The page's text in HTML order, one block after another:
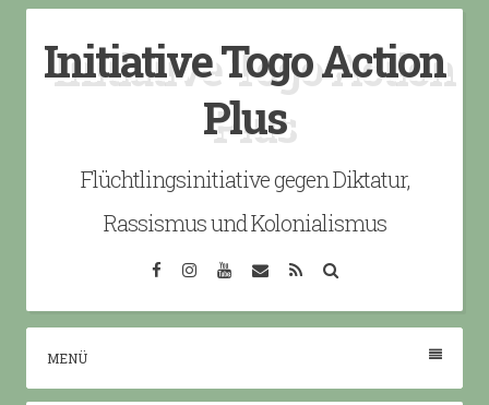
content
Initiative Togo Action
Plus
Flüchtlingsinitiative gegen Diktatur,
Rassismus und Kolonialismus
FacebookInstagramYouTube
EmailRSS
MENÜ